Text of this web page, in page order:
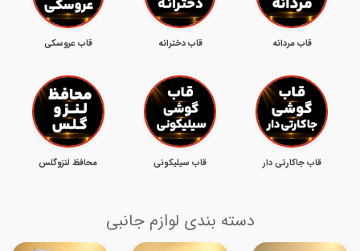
قاب مردانه قاب دخترانه قاب عروسکی
قاب جاکارتی دار قاب سیلیکونی محافظ لنزوگلس
دسته بندی لوازم جانبی